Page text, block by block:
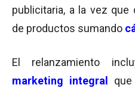
publicitaria, a la vez que
de productos sumando
El relanzamiento
marketing integral